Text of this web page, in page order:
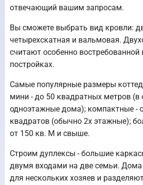
отвечающий вашим запросам.
Вы сможете выбрать вид кровли:
четырехскатная и вальмовая.
считают особенно
постройках.
Самые популярные размеры
мини - до 50 квадратных метров (в
одноэтажные дома); компактные -
квадратов (обычно 2х этажные);
от 150 кв. М и свыше.
Строим дуплексы - большие
двумя входами на две семьи. Дома
для нескольких хозяев и